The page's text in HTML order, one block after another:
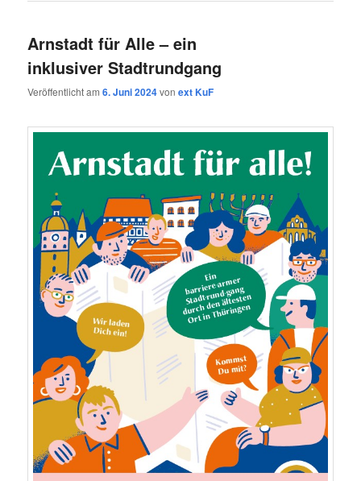
Arnstadt für Alle – ein
inklusiver Stadtrundgang
Veröffentlicht am6. Juni 2024vonext KuF